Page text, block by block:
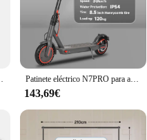
Barra de tensión telescópica. Patinete eléctrico N7PRO para adulto, Scooter ligero de largo alcance, 30km, 36V, 10,4 Ah, 350W, compatible con APP, almacén de la UE
143,69€